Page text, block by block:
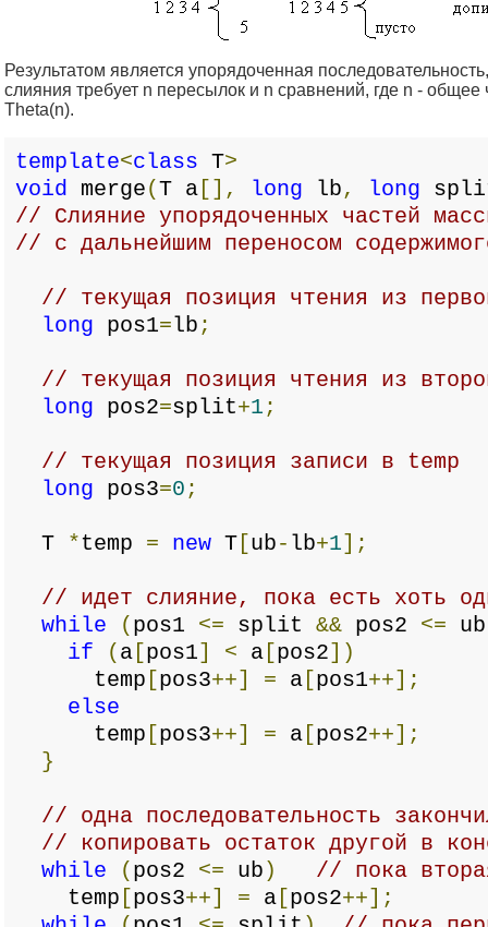
Результатом является упорядоченная
слияния требует n пересылок и n сравнений, где n -
Theta(n).
template<class T>
void merge(T a [], long lb, long
// Слияние упорядоченных частей
// с дальнейшим переносом
// текущая позиция чтения из
long pos1=lb ;
// текущая позиция чтения из
long pos2=split+1 ;
// текущая позиция записи в temp
long pos3=0 ;
T *temp = new T [ub- lb+1];
// идет слияние, пока есть хоть
while
( pos1 <= split && pos2 <= ub
if
( a [pos1] < a [pos2])
temp [pos3++] = a [pos1++];
else
temp [pos3++] = a [pos2++];
}
// одна последовательность
// копировать остаток другой в
while
( pos2 <= ub )
// пока
temp [pos3++] = a [pos2++];